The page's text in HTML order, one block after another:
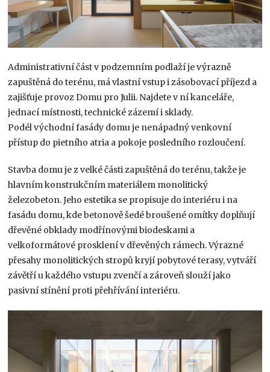
Administrativní část v podzemním podlaží je výrazně
zapuštěná do terénu, má vlastní vstup i zásobovací příjezd a
zajišťuje provoz Domu pro Julii. Najdete v ní kanceláře,
jednací místnosti, technické zázemí i sklady.
Podél východní fasády domu je nenápadný venkovní
přístup do pietního atria a pokoje posledního rozloučení.
Stavba domu je z velké části zapuštěná do terénu, takže je
hlavním konstrukčním materiálem monolitický
železobeton. Jeho estetika se propisuje do interiéru i na
fasádu domu, kde betonově šedé broušené omítky doplňují
dřevěné obklady modřínovými biodeskami a
velkoformátové prosklení v dřevěných rámech. Výrazné
přesahy monolitických stropů kryjí pobytové terasy, vytváří
závětří u každého vstupu zvenčí a zároveň slouží jako
pasivní stínění proti přehřívání interiéru.